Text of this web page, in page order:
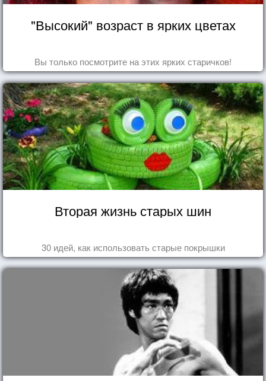
"Высокий" возраст в ярких цветах
Вы только посмотрите на этих ярких старичков!
Вторая жизнь старых шин
30 идей, как использовать старые покрышки